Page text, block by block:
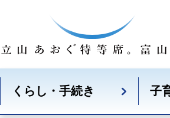
くらし・手続き 子